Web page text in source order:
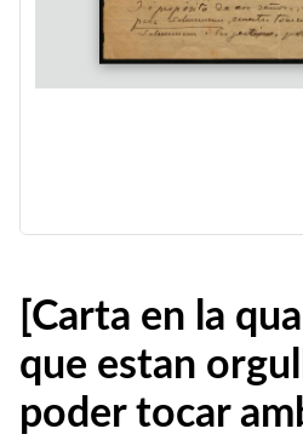
[Carta en la
que estan
poder tocar